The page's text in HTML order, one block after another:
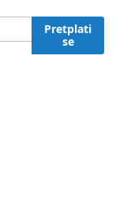
Pretplati
se